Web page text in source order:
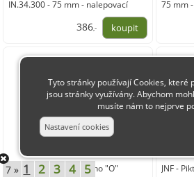
IN.34.300 - 75 mm - nalepovací
386,-
75 mm
JNF - Piktogram písmeno "O"
JNF -
7 » 1 2 3 4 5
Tyto stránky používají Cookies, které
jsou stránky využívány. Abychom
musíte nám to nejprve